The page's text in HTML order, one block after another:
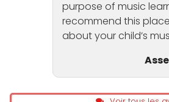
purpose of music
recommend this
about your child’s